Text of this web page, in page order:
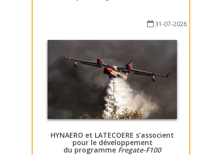
31-07-2026
HYNAERO et LATECOERE s’associent
pour le développement
du programme Fregate-F100